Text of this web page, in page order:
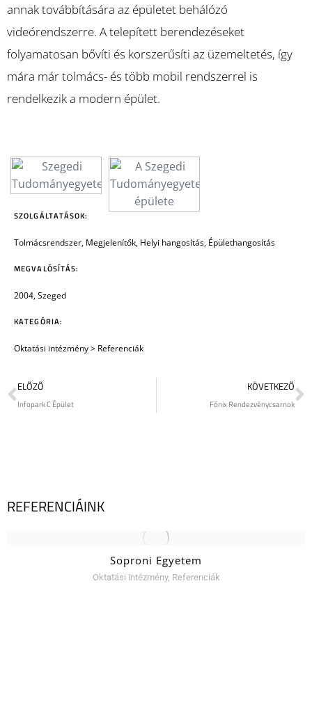
annak továbbítására az épületet behálózó
videórendszerre. A telepített berendezéseket
folyamatosan bővíti és korszerűsíti az üzemeltetés, így
mára már tolmács- és több mobil rendszerrel is
rendelkezik a modern épület.
SZOLGÁLTATÁSOK:
Tolmácsrendszer, Megjelenítők, Helyi hangosítás, Épülethangosítás
MEGVALÓSÍTÁS:
2004, Szeged
KATEGÓRIA:
Oktatási intézmény> Referenciák
ELŐZŐ
Infopark C Épület
KÖVETKEZŐ
Főnix Rendezvénycsarnok
REFERENCIÁINK
Soproni Egyetem
Oktatási intézmény, Referenciák